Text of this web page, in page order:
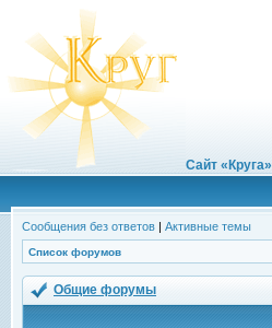
Сайт «Круга»
Сообщения без ответов | Активные темы
Список форумов
Общие форумы